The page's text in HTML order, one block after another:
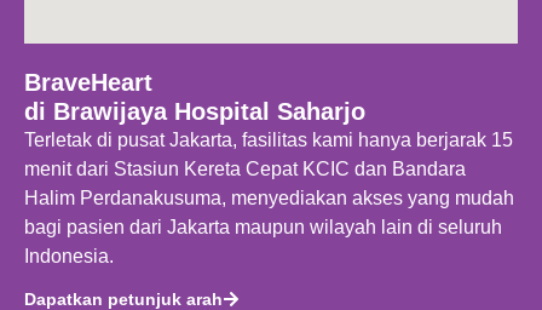
BraveHeart
di Brawijaya Hospital Saharjo
Terletak di pusat Jakarta, fasilitas kami hanya berjarak 15
menit dari Stasiun Kereta Cepat KCIC dan Bandara
Halim Perdanakusuma, menyediakan akses yang mudah
bagi pasien dari Jakarta maupun wilayah lain di seluruh
Indonesia.
Dapatkan petunjuk arah